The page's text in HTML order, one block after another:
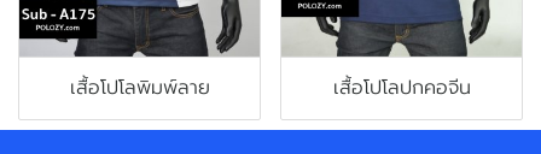
เสื้อโปโลพิมพ์ลาย เสื้อโปโลปกคอจีน